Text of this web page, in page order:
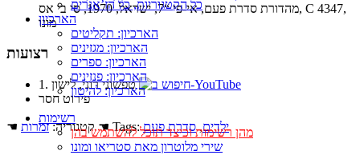
כל הקטגוריות, כל הז’אנרים
הארכיון
הארכיון: תקליטים
הארכיון: מגזינים
הארכיון: ספרים
הארכיון: פנזינים
הארכיון: להיטון
רשימות
מהן רשימות וכיצד תוכל להשתמש בהן
שירי מלוטרון מאת סטריאו ומונו
מהדורת סדרת פעם, אי-פי “7, ישראל, 1970, סי בי אס, C 4347,
מונו
רצועות
1. טפשוני רוני, לישון
פירוט חסר
☚ קטגוריה:זמרות ☚ Tags: ילדים,סדרת פעם